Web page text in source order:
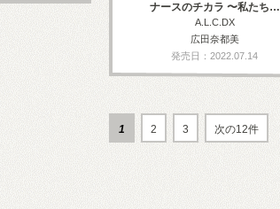
ナースのチカラ 〜私たち…
A.L.C.DX
広田奈都美
発売日：2022.07.14
1 2 3 次の12件